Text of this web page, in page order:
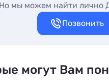
Но мы можем найти лично
Позвонить
могут Вам